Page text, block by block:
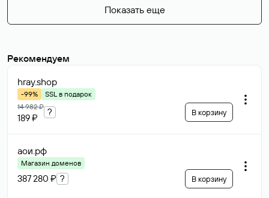
Показать еще
Рекомендуем
hray.shop
-99%
SSL в подарок
14 982 ₽
189 ₽
? В корзину
аои.рф
Магазин доменов
387 280 ₽ ? В корзину